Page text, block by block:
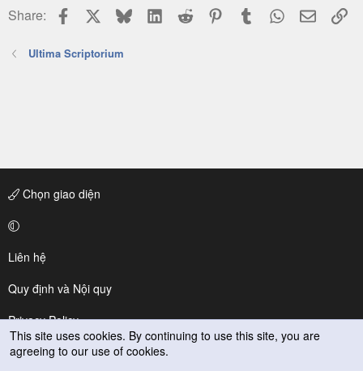
Share: Facebook BlueskyLinkedIn
Reddit PinterestTumblr WhatsApp
Email
Ultima Scriptorium
Chọn giao diện
Liên hệ
Quy định và Nội quy
Privacy Policy
Trợ giúp
This site uses cookies. By continuing to use this site, you are
agreeing to our use of cookies.